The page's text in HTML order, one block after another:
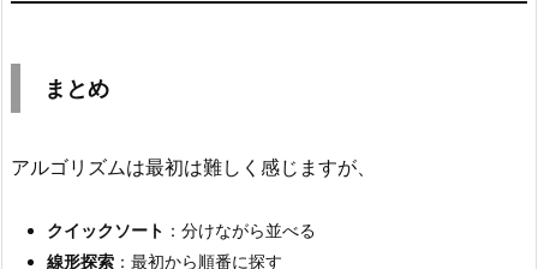
まとめ
アルゴリズムは最初は難しく感じますが、
クイックソート ：分けながら並べる
線形探索 ：最初から順番に探す